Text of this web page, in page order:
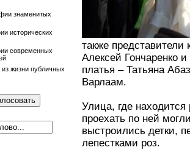
знаменитых
исторических
современных
жизни публичных
также
Алексей Гончаренко
платья – Татьяна
Варлаам.
Улица, где
проехать по ней
выстроились детки,
лепестками роз.